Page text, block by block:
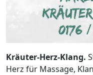
Kräuter-Herz-Klang.
Herz für Massage,